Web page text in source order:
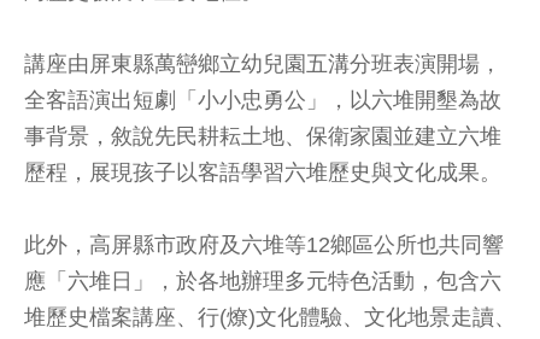
講座由屏東縣萬巒鄉立幼兒園五溝分班表演開場，
全客語演出短劇「小小忠勇公」，以六堆開墾為故
事背景，敘說先民耕耘土地、保衛家園並建立六堆
歷程，展現孩子以客語學習六堆歷史與文化成果。
此外，高屏縣市政府及六堆等12鄉區公所也共同響
應「六堆日」，於各地辦理多元特色活動，包含六
堆歷史檔案講座、行(燎)文化體驗、文化地景走讀、